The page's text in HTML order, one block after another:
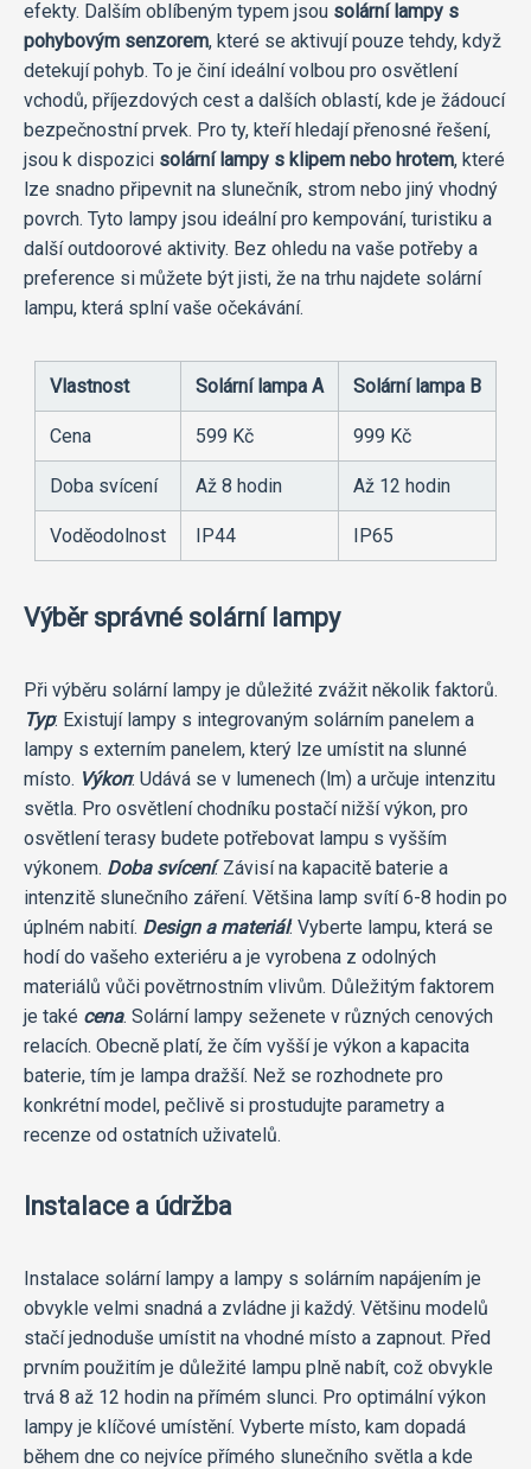
efekty. Dalším oblíbeným typem jsou solární lampy s
pohybovým senzorem, které se aktivují pouze tehdy, když
detekují pohyb. To je činí ideální volbou pro osvětlení
vchodů, příjezdových cest a dalších oblastí, kde je žádoucí
bezpečnostní prvek. Pro ty, kteří hledají přenosné řešení,
jsou k dispozici solární lampy s klipem nebo hrotem, které
lze snadno připevnit na slunečník, strom nebo jiný vhodný
povrch. Tyto lampy jsou ideální pro kempování, turistiku a
další outdoorové aktivity. Bez ohledu na vaše potřeby a
preference si můžete být jisti, že na trhu najdete solární
lampu, která splní vaše očekávání.
Vlastnost Solární lampa A Solární lampa B
Cena 599 Kč 999 Kč
Doba svícení Až 8 hodin Až 12 hodin
Voděodolnost IP44 IP65
Výběr správné solární lampy
Při výběru solární lampy je důležité zvážit několik faktorů.
Typ: Existují lampy s integrovaným solárním panelem a
lampy s externím panelem, který lze umístit na slunné
místo. Výkon: Udává se v lumenech (lm) a určuje intenzitu
světla. Pro osvětlení chodníku postačí nižší výkon, pro
osvětlení terasy budete potřebovat lampu s vyšším
výkonem. Doba svícení: Závisí na kapacitě baterie a
intenzitě slunečního záření. Většina lamp svítí 6-8 hodin po
úplném nabití. Design a materiál: Vyberte lampu, která se
hodí do vašeho exteriéru a je vyrobena z odolných
materiálů vůči povětrnostním vlivům. Důležitým faktorem
je také cena. Solární lampy seženete v různých cenových
relacích. Obecně platí, že čím vyšší je výkon a kapacita
baterie, tím je lampa dražší. Než se rozhodnete pro
konkrétní model, pečlivě si prostudujte parametry a
recenze od ostatních uživatelů.
Instalace a údržba
Instalace solární lampy a lampy s solárním napájením je
obvykle velmi snadná a zvládne ji každý. Většinu modelů
stačí jednoduše umístit na vhodné místo a zapnout. Před
prvním použitím je důležité lampu plně nabít, což obvykle
trvá 8 až 12 hodin na přímém slunci. Pro optimální výkon
lampy je klíčové umístění. Vyberte místo, kam dopadá
během dne co nejvíce přímého slunečního světla a kde